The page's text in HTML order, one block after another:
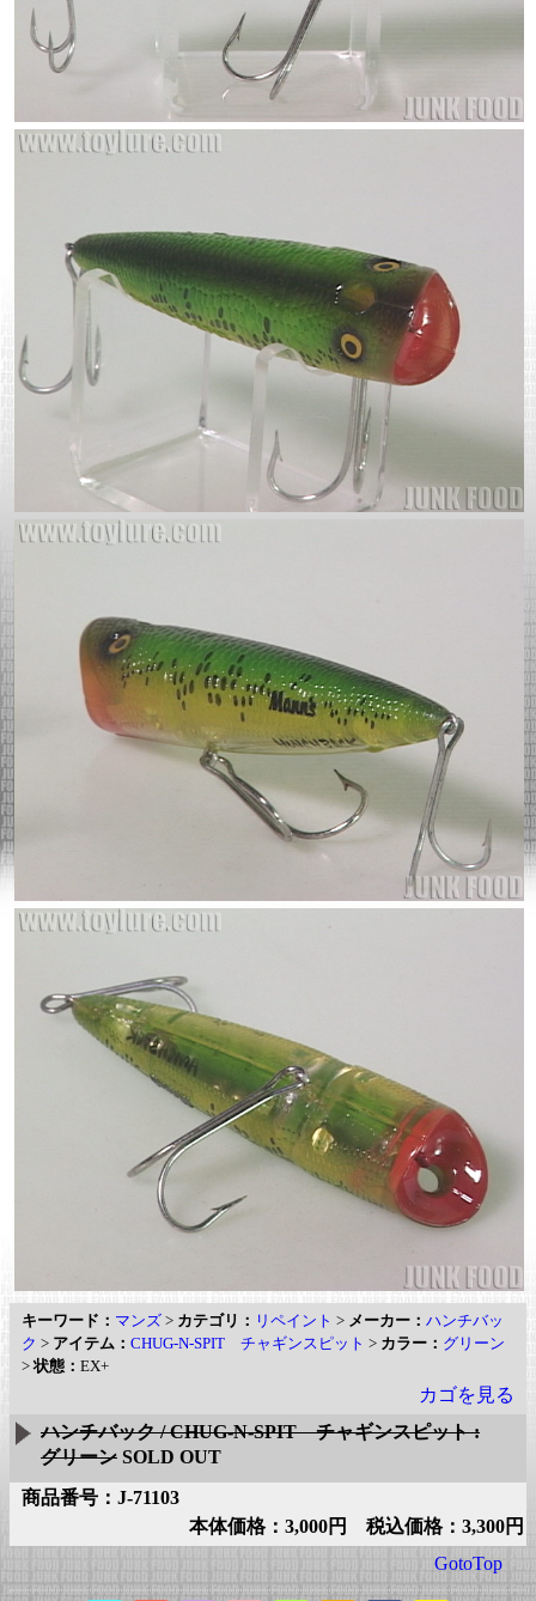
キーワード： マンズ > カテゴリ： リペイント > メーカー： ハンチバッ
ク > アイテム： CHUG-N-SPIT チャギンスピット > カラー： グリーン
>状態： EX+
カゴを見る
ハンチバック / CHUG-N-SPIT チャギンスピット :
グリーン SOLD OUT
商品番号：J-71103
本体価格：3,000円 税込価格：3,300円
GotoTop